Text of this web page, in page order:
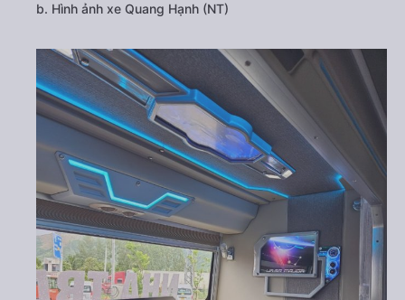
b. Hình ảnh xe Quang Hạnh (NT)